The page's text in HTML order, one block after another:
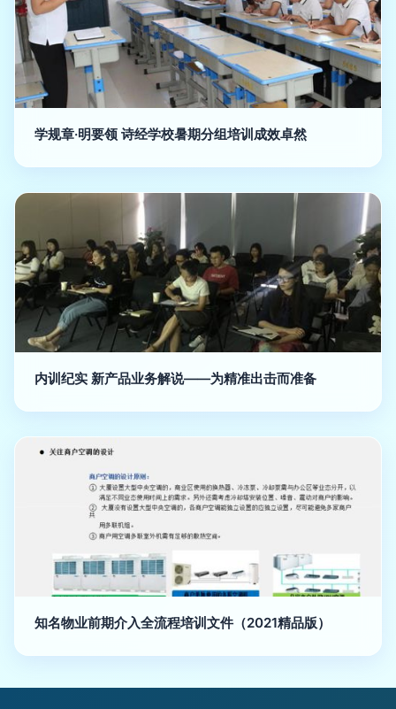
学规章·明要领 诗经学校暑期分组培训成效卓然
内训纪实 新产品业务解说——为精准出击而准备
知名物业前期介入全流程培训文件（2021精品版）